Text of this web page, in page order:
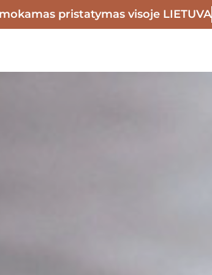
pristatymas visoje LIETUVA